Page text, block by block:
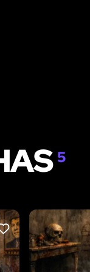
5
LIKE